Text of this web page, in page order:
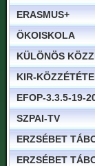
ERASMUS+
ÖKOISKOLA
KÜLÖNÖS
KIR-
EFOP-3.3.5-19-
SZPAI-TV
ERZSÉBET
ERZSÉBET